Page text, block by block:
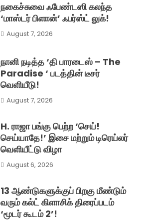
நகைச்சுவை ஃபேண்டஸி கலந்த
‘மாஸ்டர் பிளான்’ ஃபர்ஸ்ட் லுக்!
August 7, 2026
நானி நடித்த ‘தி பாரடைஸ் – The
Paradise ‘ படத்தின் டீசர்
வெளியீடு!
August 7, 2026
H. ராஜா பங்கு பெற்ற ‘செய்!
செய்யாதே!’ இசை மற்றும் டிரெய்லர்
வெளியீட்டு விழா
August 6, 2026
13 ஆண்டுகளுக்குப் பிறகு மீண்டும்
வரும் கல்ட் கிளாசிக் திரைப்படம்
‘மூடர் கூடம் 2’!